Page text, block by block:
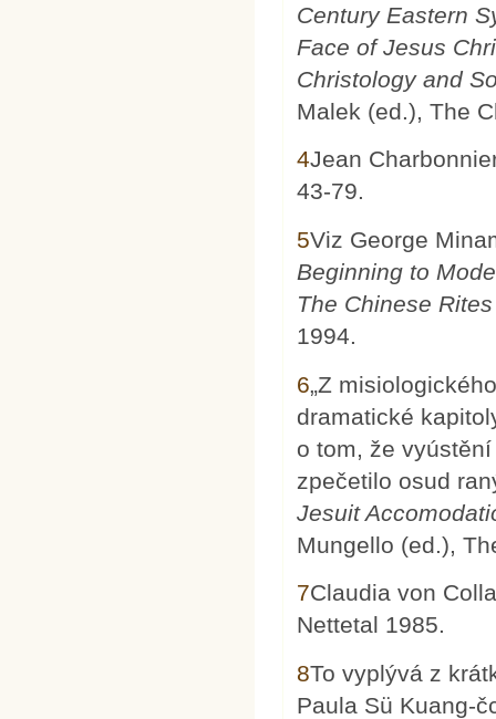
Century Eastern
Face of Jesus
Christology and
Malek (ed.), The
4Jean
43-79.
5Viz George
Beginning to
The Chinese
1994.
6 „Z
dramatické
o tom, že
zpečetilo osud
Jesuit
Mungello (ed.),
7Claudia von
Nettetal 1985.
8To vyplývá z
Paula Sü Kuang-